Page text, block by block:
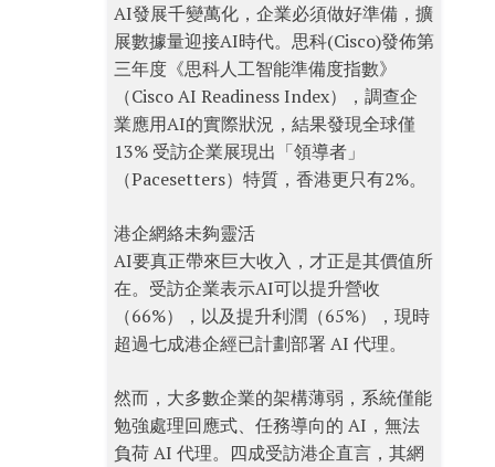
AI發展千變萬化，企業必須做好準備，擴
展數據量迎接AI時代。思科(Cisco)發佈第
三年度《思科人工智能準備度指數》
（Cisco AI Readiness Index），調查企
業應用AI的實際狀況，結果發現全球僅
13% 受訪企業展現出「領導者」
（Pacesetters）特質，香港更只有2%。
港企網絡未夠靈活
AI要真正帶來巨大收入，才正是其價值所
在。受訪企業表示AI可以提升營收
（66%），以及提升利潤（65%），現時
超過七成港企經已計劃部署 AI 代理。
然而，大多數企業的架構薄弱，系統僅能
勉強處理回應式、任務導向的 AI，無法
負荷 AI 代理。四成受訪港企直言，其網